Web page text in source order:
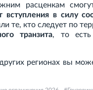
расценкам
вступления в силу
те, кто следует по
транзита, то есть
регионах вы